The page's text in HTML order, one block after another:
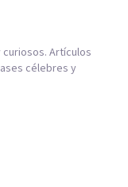
Artículos
célebres y